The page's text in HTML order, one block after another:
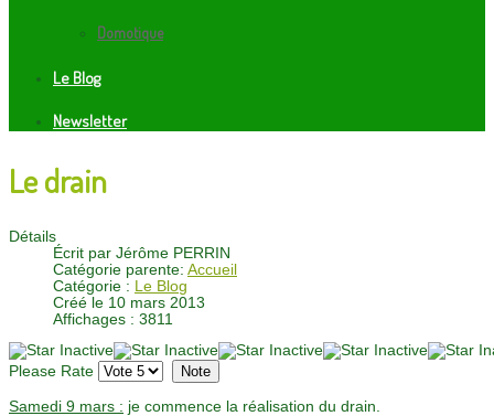
Domotique
Le Blog
Newsletter
Le drain
Détails
Écrit par Jérôme PERRIN
Catégorie parente: Accueil
Catégorie : Le Blog
Créé le 10 mars 2013
Affichages : 3811
Please Rate
Samedi 9 mars : je commence la réalisation du drain.